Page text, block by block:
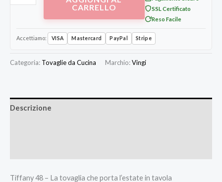
CARRELLO
SSL Certificato
Reso Facile
Accettiamo: VISA Mastercard PayPal Stripe
Categoria: Tovaglie da Cucina Marchio:Vingi
Descrizione
Tiffany 48 – La tovaglia che porta l’estate in tavola